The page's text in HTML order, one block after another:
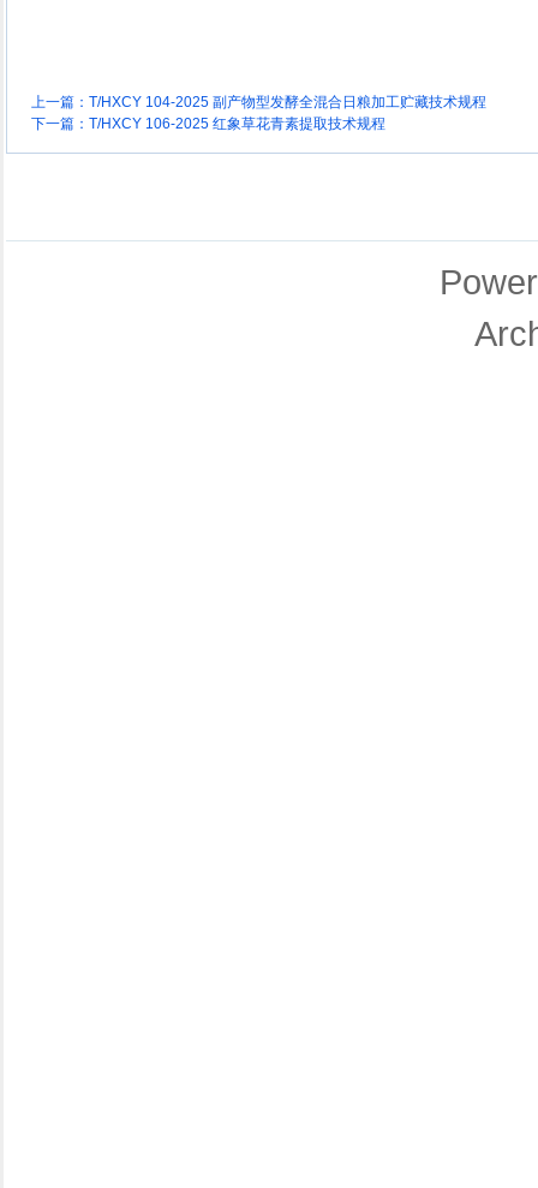
上一篇： T/HXCY 104-2025 副产物型发酵全混合日粮加工贮藏技术规程
下一篇： T/HXCY 106-2025 红象草花青素提取技术规程